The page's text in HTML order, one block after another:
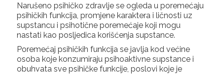
Narušeno psihičko zdravlje se ogleda u poremećaju
psihičkih funkcija, promjene karaktera i ličnosti uz
supstancu i psihotične poremećaje koji mogu
nastati kao posljedica korišćenja supstance.
Poremećaj psihičkih funkcija se javlja kod većine
osoba koje konzumiraju psihoaktivne supstance i
obuhvata sve psihičke funkcije, poslovi koje je